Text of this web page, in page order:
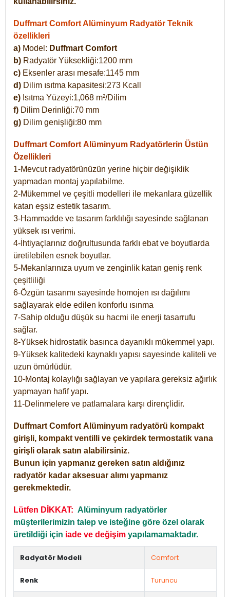
Duffmart Comfort Alüminyum Radyatör Teknik
özellikleri
a) Model: Duffmart Comfort
b) Radyatör Yüksekliği:1200 mm
c) Eksenler arası mesafe:1145 mm
d) Dilim ısıtma kapasitesi:273 Kcall
e) Isıtma Yüzeyi:1,068 m²/Dilim
f) Dilim Derinliği:70 mm
g) Dilim genişliği:80 mm
Duffmart Comfort Alüminyum Radyatörlerin Üstün
Özellikleri
1-Mevcut radyatörünüzün yerine hiçbir değişiklik
yapmadan montaj yapılabilme.
2-Mükemmel ve çeşitli modelleri ile mekanlara güzellik
katan eşsiz estetik tasarım.
3-Hammadde ve tasarım farklılığı sayesinde sağlanan
yüksek ısı verimi.
4-İhtiyaçlarınız doğrultusunda farklı ebat ve boyutlarda
üretilebilen esnek boyutlar.
5-Mekanlarınıza uyum ve zenginlik katan geniş renk
çeşitliliği
6-Özgün tasarımı sayesinde homojen ısı dağılımı
sağlayarak elde edilen konforlu ısınma
7-Sahip olduğu düşük su hacmi ile enerji tasarrufu
sağlar.
8-Yüksek hidrostatik basınca dayanıklı mükemmel yapı.
9-Yüksek kalitedeki kaynaklı yapısı sayesinde kaliteli ve
uzun ömürlüdür.
10-Montaj kolaylığı sağlayan ve yapılara gereksiz ağırlık
yapmayan hafif yapı.
11-Delinmelere ve patlamalara karşı dirençlidir.
Duffmart Comfort Alüminyum radyatörü kompakt
girişli, kompakt ventilli ve çekirdek termostatik vana
girişli olarak satın alabilirsiniz.
Bunun için yapmanız gereken satın aldığınız
radyatör kadar aksesuar alımı yapmanız
gerekmektedir.
Lütfen DİKKAT: Alüminyum radyatörler
müşterilerimizin talep ve isteğine göre özel olarak
üretildiği için iade ve değişim yapılamamaktadır.
Radyatör Modeli Comfort
Renk Turuncu